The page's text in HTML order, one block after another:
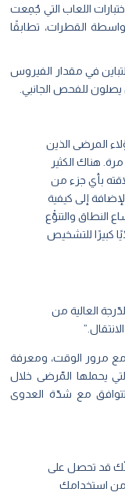
اللعاب التي جُمِعت
القطرات، تطابقًا
في مقدار الفيروس
المرضى الذين
هناك الكثير
بأي جزء من
إلى كيفية
النطاق والتنوّْع
كبيرًا للتشخيص
العالية من
مع مرور الوقت، ومعرفة
يحملها المّرضى خلال
تتوافق مع شدّة العدوى
قد تحصل على
من استخدامك